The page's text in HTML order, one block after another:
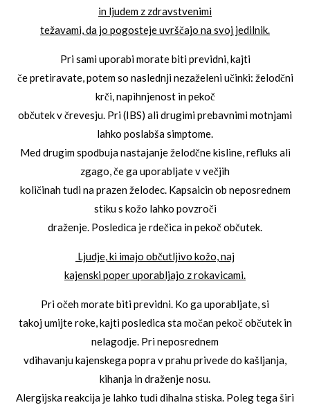
in ljudem z zdravstvenimi
težavami, da jo pogosteje uvrščajo na svoj jedilnik.
Pri sami uporabi morate biti previdni, kajti
če pretiravate, potem so naslednji nezaželeni učinki: želodčni
krči, napihnjenost in pekoč
občutek v črevesju. Pri (IBS) ali drugimi prebavnimi motnjami
lahko poslabša simptome.
Med drugim spodbuja nastajanje želodčne kisline, refluks ali
zgago, če ga uporabljate v večjih
količinah tudi na prazen želodec. Kapsaicin ob neposrednem
stiku s kožo lahko povzroči
draženje. Posledica je rdečica in pekoč občutek.
Ljudje, ki imajo občutljivo kožo, naj
kajenski poper uporabljajo z rokavicami.
Pri očeh morate biti previdni. Ko ga uporabljate, si
takoj umijte roke, kajti posledica sta močan pekoč občutek in
nelagodje. Pri neposrednem
vdihavanju kajenskega popra v prahu privede do kašljanja,
kihanja in draženje nosu.
Alergijska reakcija je lahko tudi dihalna stiska. Poleg tega širi